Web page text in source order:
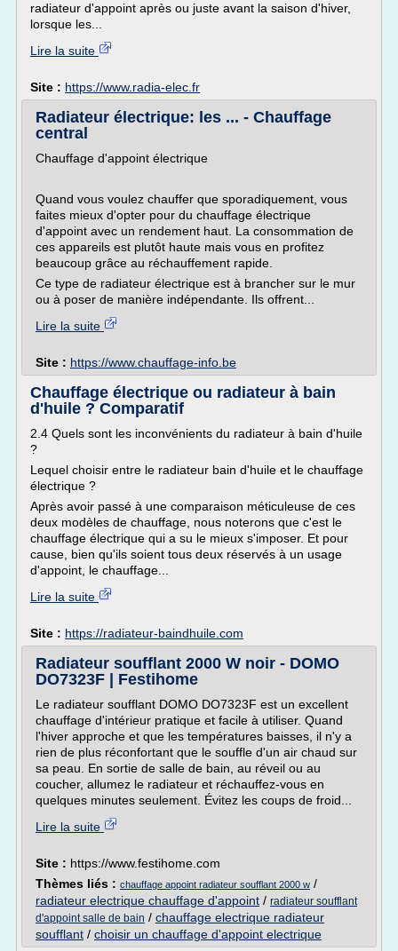
radiateur d'appoint après ou juste avant la saison d'hiver,
lorsque les...
Lire la suite
Site : https://www.radia-elec.fr
Radiateur électrique: les ... - Chauffage
central
Chauffage d'appoint électrique
Quand vous voulez chauffer que sporadiquement, vous
faites mieux d'opter pour du chauffage électrique
d'appoint avec un rendement haut. La consommation de
ces appareils est plutôt haute mais vous en profitez
beaucoup grâce au réchauffement rapide.
Ce type de radiateur électrique est à brancher sur le mur
ou à poser de manière indépendante. Ils offrent...
Lire la suite
Site : https://www.chauffage-info.be
Chauffage électrique ou radiateur à bain
d'huile ? Comparatif
2.4 Quels sont les inconvénients du radiateur à bain d'huile
?
Lequel choisir entre le radiateur bain d'huile et le chauffage
électrique ?
Après avoir passé à une comparaison méticuleuse de ces
deux modèles de chauffage, nous noterons que c'est le
chauffage électrique qui a su le mieux s'imposer. Et pour
cause, bien qu'ils soient tous deux réservés à un usage
d'appoint, le chauffage...
Lire la suite
Site : https://radiateur-baindhuile.com
Radiateur soufflant 2000 W noir - DOMO
DO7323F | Festihome
Le radiateur soufflant DOMO DO7323F est un excellent
chauffage d'intérieur pratique et facile à utiliser. Quand
l'hiver approche et que les températures baisses, il n'y a
rien de plus réconfortant que le souffle d'un air chaud sur
sa peau. En sortie de salle de bain, au réveil ou au
coucher, allumez le radiateur et réchauffez-vous en
quelques minutes seulement. Évitez les coups de froid...
Lire la suite
Site : https://www.festihome.com
Thèmes liés : chauffage appoint radiateur soufflant 2000 w /
radiateur electrique chauffage d'appoint / radiateur soufflant
d'appoint salle de bain / chauffage electrique radiateur
soufflant / choisir un chauffage d'appoint electrique